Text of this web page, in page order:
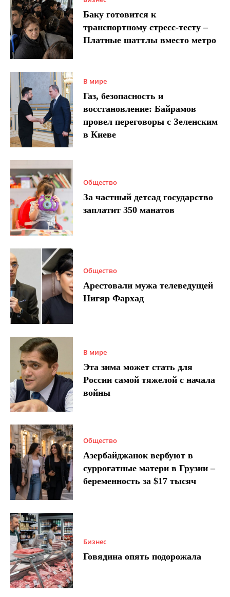
Баку готовится к
транспортному стресс-тесту –
Платные шаттлы вместо метро
В мире
Газ, безопасность и
восстановление: Байрамов
провел переговоры с Зеленским
в Киеве
Общество
За частный детсад государство
заплатит 350 манатов
Общество
Арестовали мужа телеведущей
Нигяр Фархад
В мире
Эта зима может стать для
России самой тяжелой с начала
войны
Общество
Азербайджанок вербуют в
суррогатные матери в Грузии –
беременность за $17 тысяч
Бизнес
Говядина опять подорожала